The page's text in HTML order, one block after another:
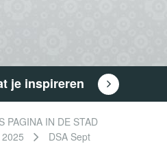
je inspireren
PAGINA IN DE STAD
DSA Sept